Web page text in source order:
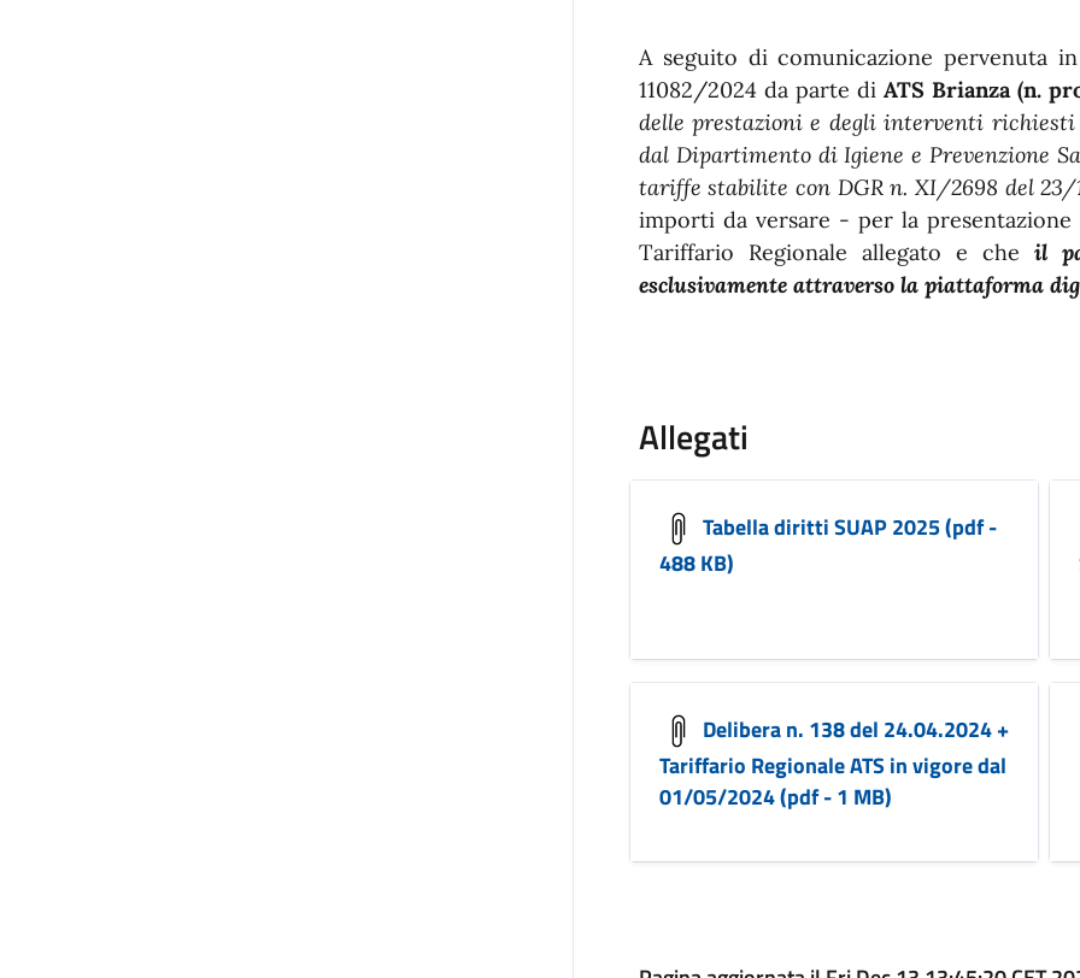
A seguito di comunicazione pervenuta
11082/2024 da parte di ATS Brianza (n.
delle prestazioni e degli interventi
dal Dipartimento di Igiene e Prevenzione
tariffe stabilite con DGR n. XI/2698 del 23/
importi da versare - per la
Tariffario Regionale allegato e che il
esclusivamente attraverso la piattaforma
Allegati
Tabella diritti SUAP 2025 (pdf -
488 KB)
Delibera n. 138 del 24.04.2024 +
Tariffario Regionale ATS in vigore dal
01/05/2024 (pdf - 1 MB)